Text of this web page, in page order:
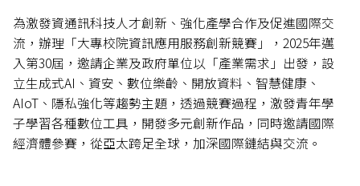
為激發資通訊科技人才創新、強化產學合作及促進國際交
流，辦理「大專校院資訊應用服務創新競賽」，2025年邁
入第30屆，邀請企業及政府單位以「產業需求」出發，設
立生成式AI、資安、數位樂齡、開放資料、智慧健康、
AIoT、隱私強化等趨勢主題，透過競賽過程，激發青年學
子學習各種數位工具，開發多元創新作品，同時邀請國際
經濟體參賽，從亞太跨足全球，加深國際鏈結與交流。